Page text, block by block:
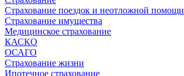
Страхование поездок и неотложной помощи
Страхование имущества
Медицинское страхование
КАСКО
ОСАГО
Страхование жизни
Ипотечное страхование